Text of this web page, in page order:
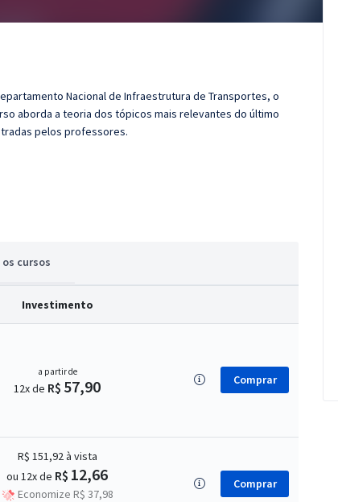
Nacional de Infraestrutura de Transportes, o
aborda a teoria dos tópicos mais relevantes do último
pelos professores.
os cursos
Investimento
a partir de
12x de R$ 57,90 Comprar
R$ 151,92à vista
ou 12x de R$ 12,66
Economize R$ 37,98
Comprar